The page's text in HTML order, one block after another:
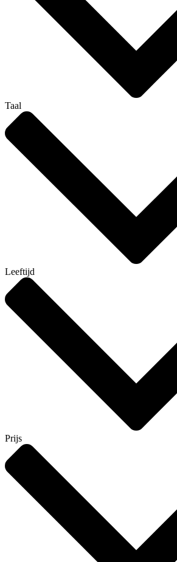
Taal
Leeftijd
Prijs